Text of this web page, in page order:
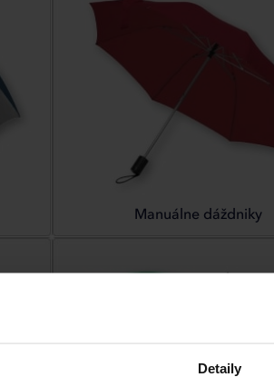
Detaily
Manuálne dáždniky